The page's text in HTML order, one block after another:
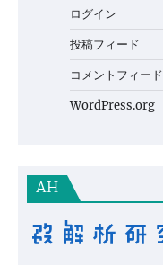
ログイン
投稿フィード
コメントフィード
WordPress.org
AH